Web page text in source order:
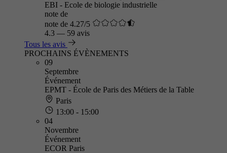
EBI - Ecole de biologie industrielle
note de
note de 4.27/5
4.3 — 59 avis
Tous les avis
PROCHAINS ÉVÈNEMENTS
09
Septembre
Événement
EPMT - École de Paris des Métiers de la Table
Paris
13:00 - 15:00
04
Novembre
Événement
ECOR Paris